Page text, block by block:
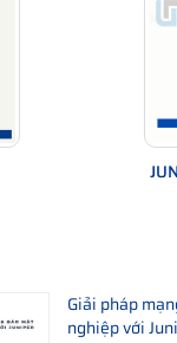
Giải pháp
nghiệp với